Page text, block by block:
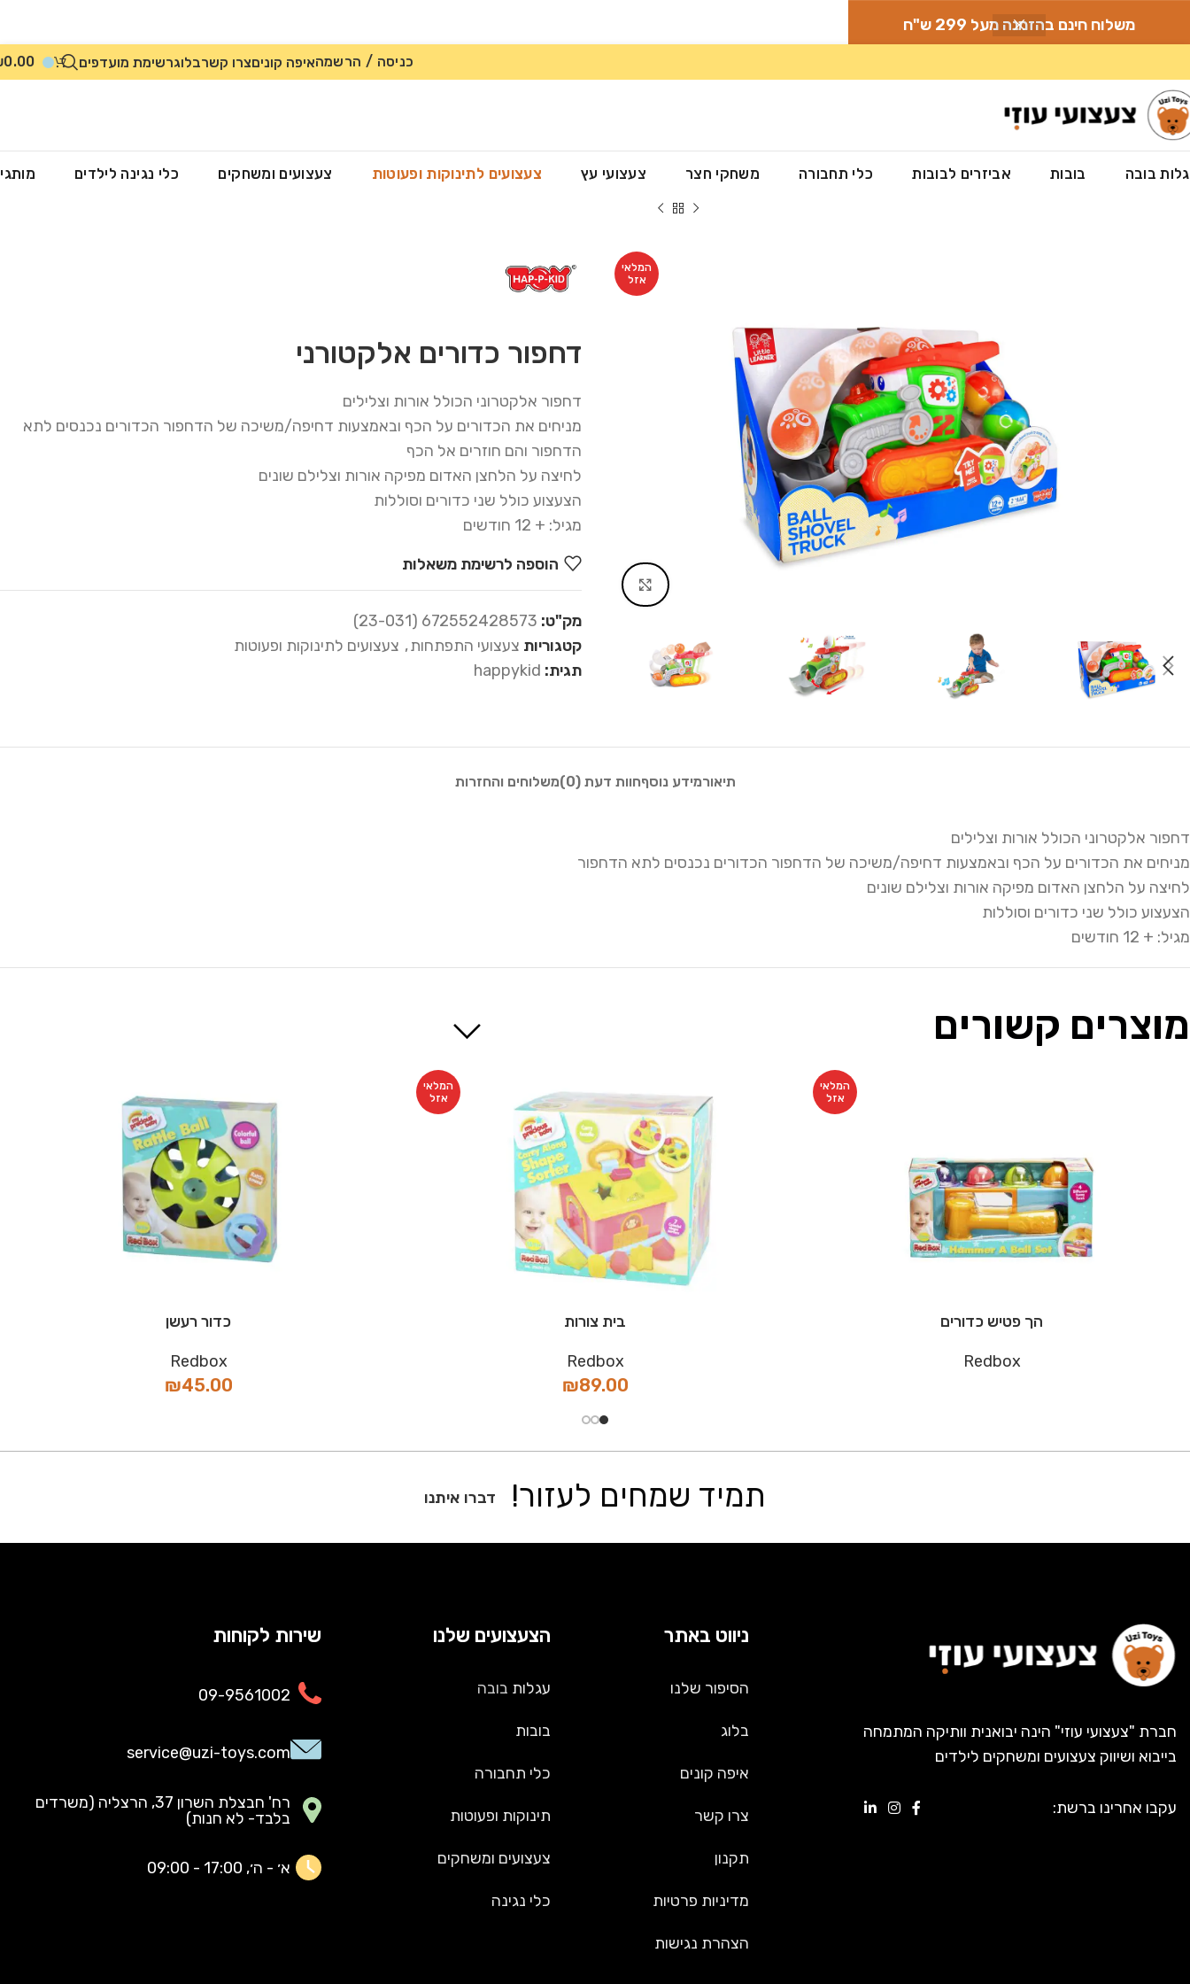
משלוח חינם בהזמנה מעל 299 ש"ח
כניסה / הרשמהאיפה קוניםצרו קשרבלוגרשימת מועדפים 0.00
בובה בובות אביזרים לבובות כלי תחבורה משחקי חצר צעצועי עץ צעצועים לתינוקות ופעוטות צעצועים ומשחקים כלי נגינה לילדים
המלאי
אזל
Click to enlarge
דחפור כדורים אלקטורני
דחפור אלקטרוני הכולל אורות וצלילים
מניחים את הכדורים על הכף ובאמצעות דחיפה/משיכה של הדחפור הכדורים נכנסים לתא
הדחפור והם חוזרים אל הכף
לחיצה על הלחצן האדום מפיקה אורות וצלילם שונים
הצעצוע כולל שני כדורים וסוללות
מגיל: + 12 חודשים
הוספה לרשימת משאלות
מק"ט: 672552428573 (23-031)
קטגוריות צעצועי התפתחות, צעצועים לתינוקות ופעוטות
תגית: happykid
תיאורמידע נוסףחוות דעת (0) משלוחים והחזרות
דחפור אלקטרוני הכולל אורות וצלילים
מניחים את הכדורים על הכף ובאמצעות דחיפה/משיכה של הדחפור הכדורים נכנסים לתא הדחפור
לחיצה על הלחצן האדום מפיקה אורות וצלילם שונים
הצעצוע כולל שני כדורים וסוללות
מגיל: + 12 חודשים
מוצרים קשורים
המלאי
אזל
הך פטיש כדורים
Redbox
המלאי
אזל
בית צורות
Redbox
₪89.00
כדור רעשן
Redbox
₪45.00
תמיד שמחים לעזור! דברו איתנו
חברת "צעצועי עוזי" הינה יבואנית וותיקה המתמחה
בייבוא ושיווק צעצועים ומשחקים לילדים
עקבו אחרינו ברשת:
ניווט באתר
הסיפור שלנו
בלוג
איפה קונים
צרו קשר
תקנון
מדיניות פרטיות
הצהרת נגישות
הצעצועים שלנו
עגלות בובה
בובות
כלי תחבורה
תינוקות ופעוטות
צעצועים ומשחקים
כלי נגינה
שירות לקוחות
09-9561002
service@uzi-toys.com
רח' חבצלת השרון 37, הרצליה (משרדים
בלבד- לא חנות)
א׳ - ה׳, 17:00 - 09:00